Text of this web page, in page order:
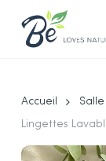
Accueil
Lingettes